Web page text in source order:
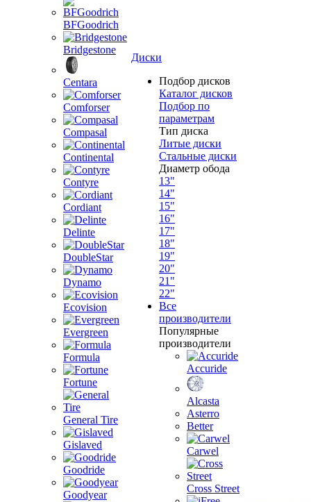
BFGoodrich
Bridgestone
Centara
Comforser
Compasal
Continental
Contyre
Cordiant
Delinte
DoubleStar
Dynamo
Ecovision
Evergreen
Formula
Fortune
General Tire
Gislaved
Goodride
Goodyear
Диски
Подбор дисков
Каталог дисков
Подбор по
параметрам
Тип диска
Литые диски
Стальные диски
Диаметр обода
13"
14"
15"
16"
17"
18"
19"
20"
21"
22"
Все
производители
Популярные
производители
Accuride
Alcasta
Asterro
Better
Carwel
Cross Street